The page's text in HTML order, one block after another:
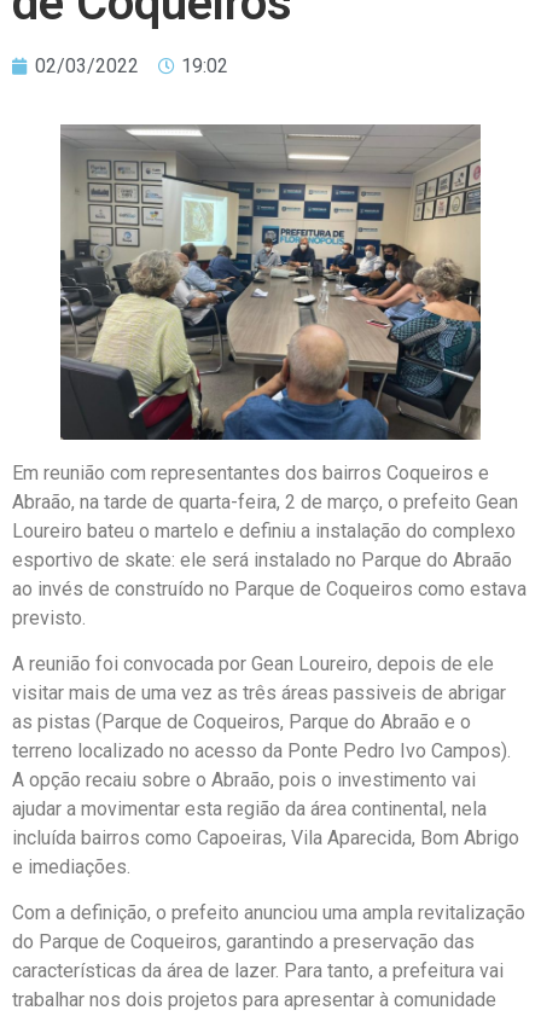
02/03/2022 19:02
Em reunião com representantes dos bairros Coqueiros e
Abraão, na tarde de quarta-feira, 2 de março, o prefeito Gean
Loureiro bateu o martelo e definiu a instalação do complexo
esportivo de skate: ele será instalado no Parque do Abraão
ao invés de construído no Parque de Coqueiros como estava
previsto.
A reunião foi convocada por Gean Loureiro, depois de ele
visitar mais de uma vez as três áreas passiveis de abrigar
as pistas (Parque de Coqueiros, Parque do Abraão e o
terreno localizado no acesso da Ponte Pedro Ivo Campos).
A opção recaiu sobre o Abraão, pois o investimento vai
ajudar a movimentar esta região da área continental, nela
incluída bairros como Capoeiras, Vila Aparecida, Bom Abrigo
e imediações.
Com a definição, o prefeito anunciou uma ampla revitalização
do Parque de Coqueiros, garantindo a preservação das
características da área de lazer. Para tanto, a prefeitura vai
trabalhar nos dois projetos para apresentar à comunidade